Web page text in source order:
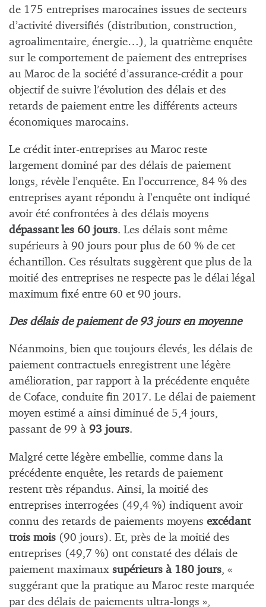
de 175 entreprises marocaines issues de secteurs
d’activité diversifiés (distribution, construction,
agroalimentaire, énergie…), la quatrième enquête
sur le comportement de paiement des entreprises
au Maroc de la société d’assurance-crédit a pour
objectif de suivre l’évolution des délais et des
retards de paiement entre les différents acteurs
économiques marocains.
Le crédit inter-entreprises au Maroc reste
largement dominé par des délais de paiement
longs, révèle l’enquête. En l’occurrence, 84 % des
entreprises ayant répondu à l’enquête ont indiqué
avoir été confrontées à des délais moyens
dépassant les 60 jours. Les délais sont même
supérieurs à 90 jours pour plus de 60 % de cet
échantillon. Ces résultats suggèrent que plus de la
moitié des entreprises ne respecte pas le délai légal
maximum fixé entre 60 et 90 jours.
Des délais de paiement de 93 jours en moyenne
Néanmoins, bien que toujours élevés, les délais de
paiement contractuels enregistrent une légère
amélioration, par rapport à la précédente enquête
de Coface, conduite fin 2017. Le délai de paiement
moyen estimé a ainsi diminué de 5,4 jours,
passant de 99 à 93 jours.
Malgré cette légère embellie, comme dans la
précédente enquête, les retards de paiement
restent très répandus. Ainsi, la moitié des
entreprises interrogées (49,4 %) indiquent avoir
connu des retards de paiements moyens excédant
trois mois (90 jours). Et, près de la moitié des
entreprises (49,7 %) ont constaté des délais de
paiement maximaux supérieurs à 180 jours , «
suggérant que la pratique au Maroc reste marquée
par des délais de paiements ultra-longs »,